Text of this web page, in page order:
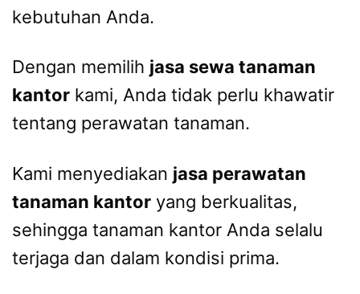
kebutuhan Anda.
Dengan memilih jasa sewa tanaman
kantor kami, Anda tidak perlu khawatir
tentang perawatan tanaman.
Kami menyediakan jasa perawatan
tanaman kantor yang berkualitas,
sehingga tanaman kantor Anda selalu
terjaga dan dalam kondisi prima.